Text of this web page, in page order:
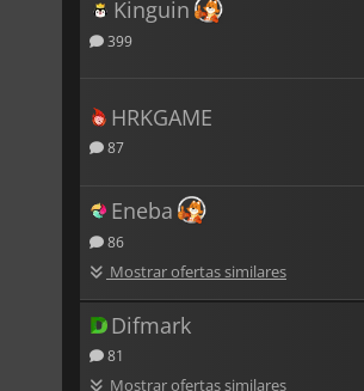
Kinguin
399
HRKGAME
87
Eneba
86
Mostrar ofertas similares
Difmark
81
Mostrar ofertas similares